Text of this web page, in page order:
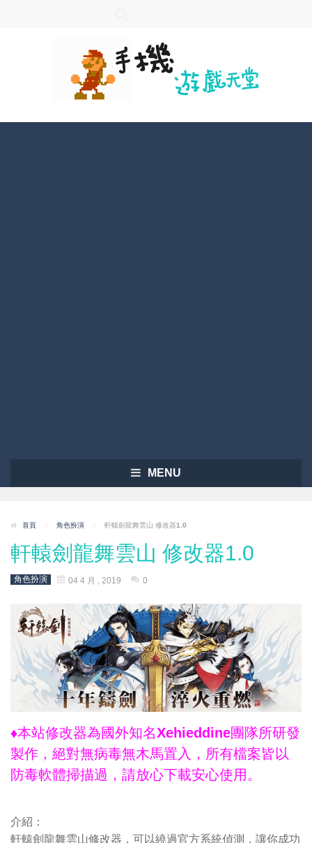
MENU
首頁 / 角色扮演 / 軒轅劍龍舞雲山 修改器1.0
軒轅劍龍舞雲山 修改器1.0
角色扮演 04 4 月 , 2019 0
♦本站修改器為國外知名Xehieddine團隊所研發
製作，絕對無病毒無木馬置入，所有檔案皆以
防毒軟體掃描過，請放心下載安心使用。
介紹：
軒轅劍龍舞雲山修改器，可以繞過官方系統偵測，讓你成功